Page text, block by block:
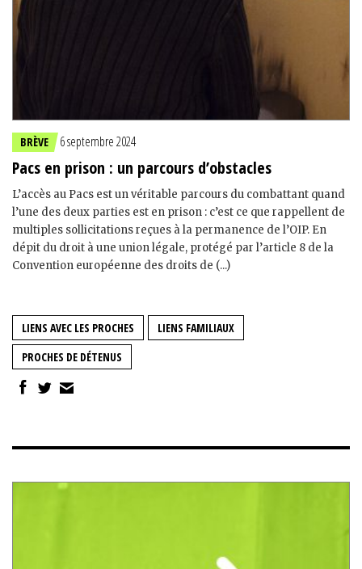
BRÈVE 6 septembre 2024
Pacs en prison : un parcours d’obstacles
L’accès au Pacs est un véritable parcours du combattant quand
l’une des deux parties est en prison : c’est ce que rappellent de
multiples sollicitations reçues à la permanence de l’OIP. En
dépit du droit à une union légale, protégé par l’article 8 de la
Convention européenne des droits de (...)
LIENS AVEC LES PROCHES
LIENS FAMILIAUX
PROCHES DE DÉTENUS